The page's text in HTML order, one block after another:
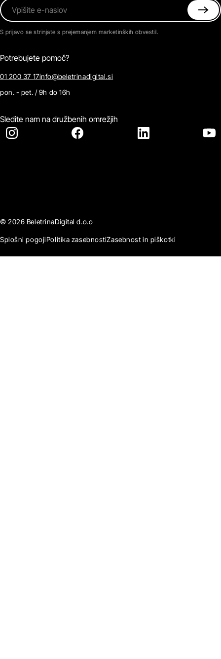
Vpišite e-naslov
S prijavo se strinjate s prejemanjem marketinških obvestil.
Potrebujete pomoč?
01 200 37 17info@beletrinadigital.si
pon. - pet. / 9h do 16h
Sledite nam na družbenih omrežjih
© 2026 BeletrinaDigital d.o.o
Splošni pogojiPolitika zasebnostiZasebnost in piškotki